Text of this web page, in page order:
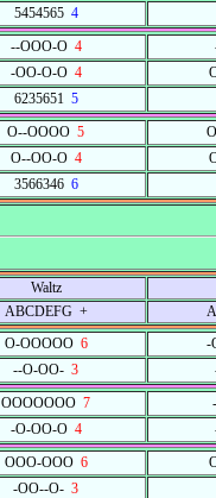
54545654
--OOO-O4
-OO-O-O4
62356515
O--OOOO 5
O--OO-O4
35663466
Waltz
ABCDEFG +
O-OOOOO6
-
--O-OO- 3
OOOOOOO 7
-O-OO-O4
OOO-OOO6
-OO--O- 3